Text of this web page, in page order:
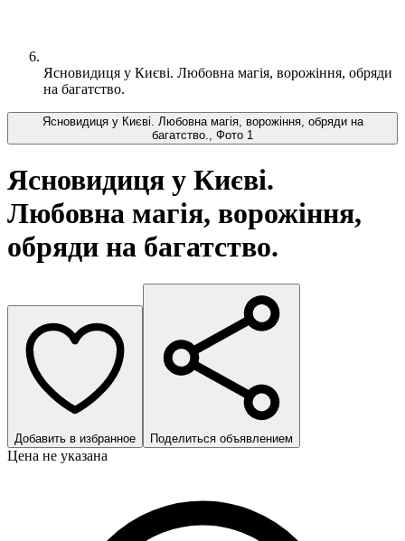
Ясновидиця у Києві. Любовна магія, ворожіння, обряди
на багатство.
Ясновидиця у Києві. Любовна магія, ворожіння, обряди на
багатство., Фото 1
Ясновидиця у Києві.
Любовна магія, ворожіння,
обряди на багатство.
Добавить в избранное Поделиться объявлением
Цена не указана